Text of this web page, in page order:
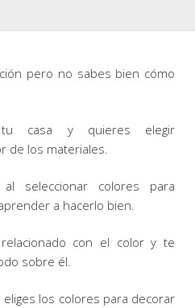
pero no sabes bien cómo
casa y quieres elegir
de los materiales.
al seleccionar colores para
a hacerlo bien.
con el color y te
sobre él.
eliges los colores para decorar